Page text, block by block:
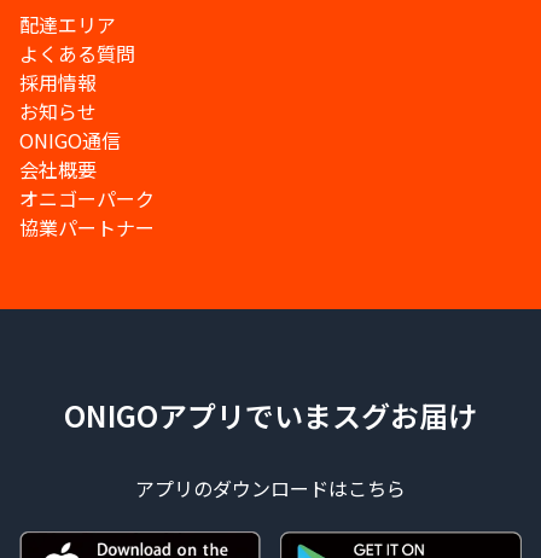
配達エリア
よくある質問
採用情報
お知らせ
ONIGO通信
会社概要
オニゴーパーク
協業パートナー
ONIGOアプリでいまスグお届け
アプリのダウンロードはこちら